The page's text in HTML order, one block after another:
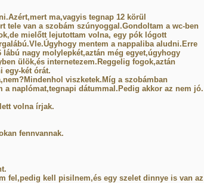
ma,vagyis tegnap 12 körül
tele van a szobám szúnyoggal.Gondoltam a wc-ben
mielőtt lejutottam volna, egy pók lógott
mentem a nappaliba aludni.Erre
lábú nagy molylepkét,aztán még egyet,úgyhogy
ülök,és internetezem.Reggelig fogok,aztán
egy-két órát.
viszketek.Míg a szobámban
a naplómat,tegnapi dátummal.Pedig akkor az nem jó.
volna írjak.
fennvannak.
fel,pedig kell pisilnem,és egy szelet dinnye is van az